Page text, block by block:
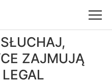
ZAJMUJĄ